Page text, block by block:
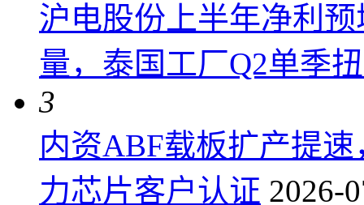
沪电股份上半年净利
量，泰国工厂Q2单季
3
内资ABF载板扩产提
力芯片客户认证 2026-